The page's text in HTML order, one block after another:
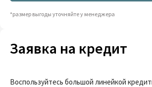
*размер выгоды уточняйте у менеджера
Заявка на кредит
Воспользуйтесь большой линейкой